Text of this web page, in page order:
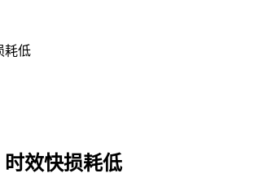
耗低
效快损耗低